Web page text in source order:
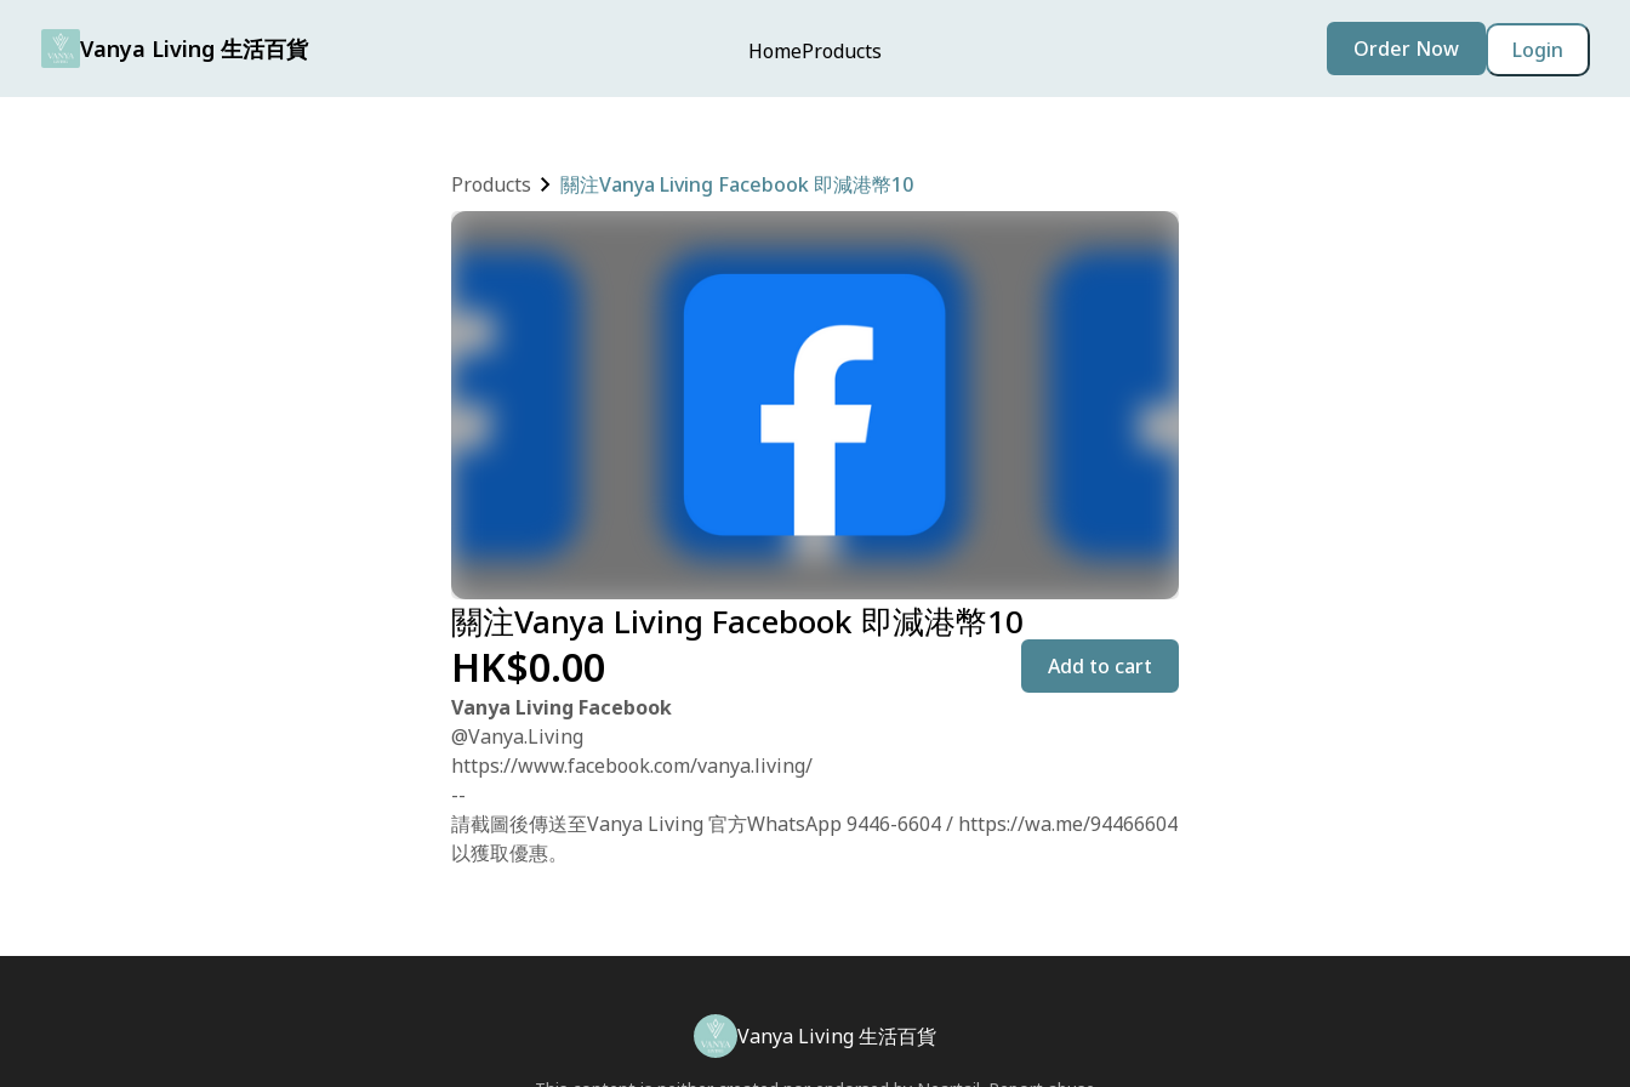
Vanya Living 生活百貨 HomeProducts Login
Order Now
Products 關注Vanya Living Facebook 即減港幣10
關注Vanya Living Facebook 即減港幣10
HK$0.00
Add to cart
Vanya Living Facebook
@Vanya.Living
https://www.facebook.com/vanya.living/
--
請截圖後傳送至Vanya Living 官方WhatsApp 9446-6604 / https://wa.me/94466604
以獲取優惠。
Vanya Living 生活百貨